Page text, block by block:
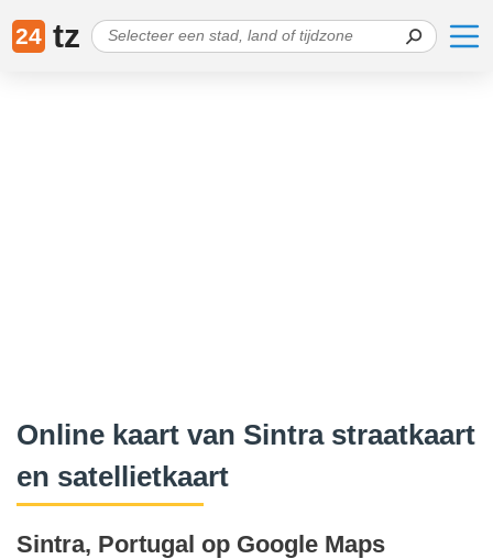
24 tz
Online kaart van Sintra straatkaart
en satellietkaart
Sintra, Portugal op Google Maps